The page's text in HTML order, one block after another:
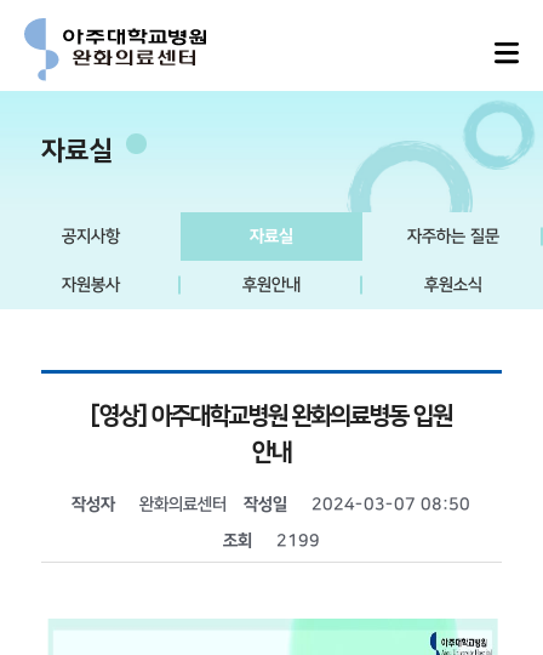
자료실
공지사항 자료실 자주하는 질문
자원봉사 후원안내 후원소식
[영상] 아주대학교병원 완화의료병동 입원
안내
작성자 완화의료센터 작성일
2024-03-07 08:50
조회
2199